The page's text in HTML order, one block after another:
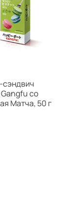
со
Матча, 50 г